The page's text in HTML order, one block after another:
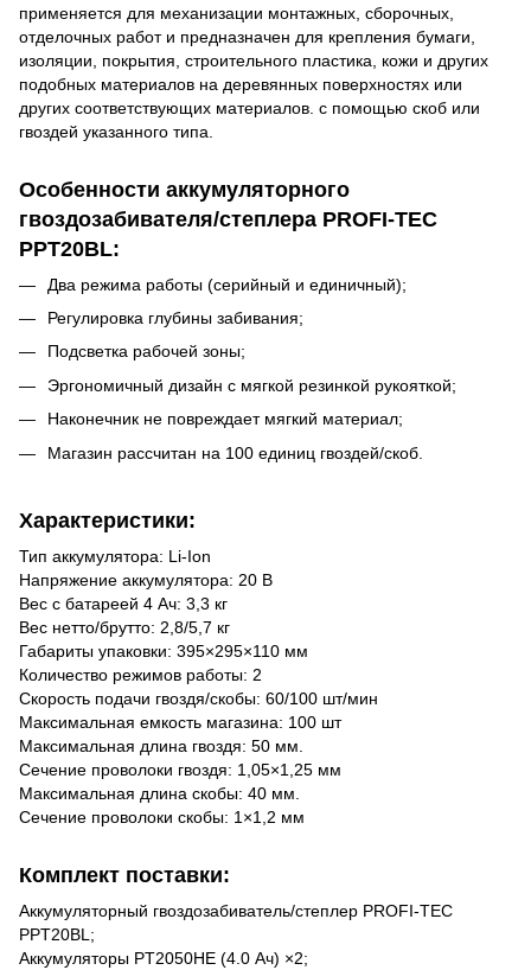
применяется для механизации монтажных, сборочных,
отделочных работ и предназначен для крепления бумаги,
изоляции, покрытия, строительного пластика, кожи и других
подобных материалов на деревянных поверхностях или
других соответствующих материалов. с помощью скоб или
гвоздей указанного типа.
Особенности аккумуляторного
гвоздозабивателя/степлера PROFI-TEC
PPT20BL:
Два режима работы (серийный и единичный);
Регулировка глубины забивания;
Подсветка рабочей зоны;
Эргономичный дизайн с мягкой резинкой рукояткой;
Наконечник не повреждает мягкий материал;
Магазин рассчитан на 100 единиц гвоздей/скоб.
Характеристики:
Тип аккумулятора: Li-Ion
Напряжение аккумулятора: 20 В
Вес с батареей 4 Ач: 3,3 кг
Вес нетто/брутто: 2,8/5,7 кг
Габариты упаковки: 395×295×110 мм
Количество режимов работы: 2
Скорость подачи гвоздя/скобы: 60/100 шт/мин
Максимальная емкость магазина: 100 шт
Максимальная длина гвоздя: 50 мм.
Сечение проволоки гвоздя: 1,05×1,25 мм
Максимальная длина скобы: 40 мм.
Сечение проволоки скобы: 1×1,2 мм
Комплект поставки:
Аккумуляторный гвоздозабиватель/степлер PROFI-TEC
PPT20BL;
Аккумуляторы PT2050HE (4.0 Ач) ×2;